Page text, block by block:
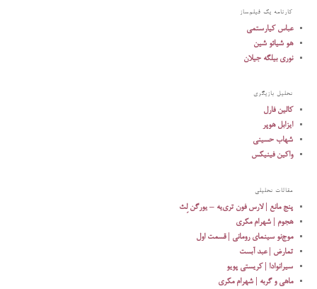
کارنامه یک فیلم‌ساز
عباس کیارستمی
هو شیائو شین
نوری بیلگه جیلان
تحلیل بازیگری
کالین فارل
ایزابل هوپر
شهاب حسینی
واکین فینیکس
مقالات تحلیلی
پنج مانع | لارس فون تری‌یه – یورگن لِث
هجوم | شهرام مکری
موج‌نو سینمای رومانی | قسمت اول
تمارض | عبد آبست
سیرانوادا | کریستی پویو
ماهی و گربه | شهرام مکری